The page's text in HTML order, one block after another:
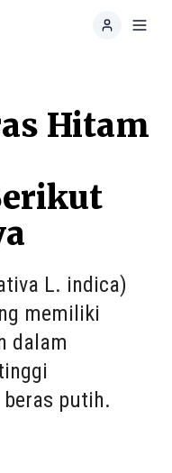
Hitam
L. indica)
memiliki
dalam
putih.